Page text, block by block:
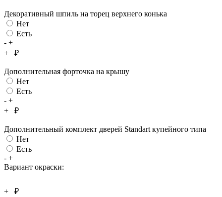
Декоративный шпиль на торец верхнего конька
Нет
Есть
- +
+
₽
Дополнительная форточка на крышу
Нет
Есть
- +
+
₽
Дополнительный комплект дверей Standart купейного типа
Нет
Есть
- +
Вариант окраски:
+ ₽